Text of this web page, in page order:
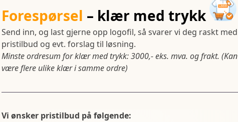
Forespørsel – klær med trykk
Send inn, og last gjerne opp logofil, så svarer vi deg raskt med
pristilbud og evt. forslag til løsning.
Minste ordresum for klær med trykk: 3000,- eks. mva. og frakt. (Kan
være flere ulike klær i samme ordre)
Vi ønsker pristilbud på følgende: